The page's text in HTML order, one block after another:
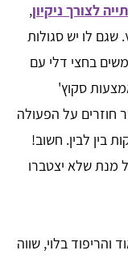
לצורך ניקיון,
שגם לו יש סגולות
בחצי דלי עם
סקוץ'
חוזרים על הפעולה
בין לבין. חשוב!
מנת שלא יצטברו
בלוי, שווה